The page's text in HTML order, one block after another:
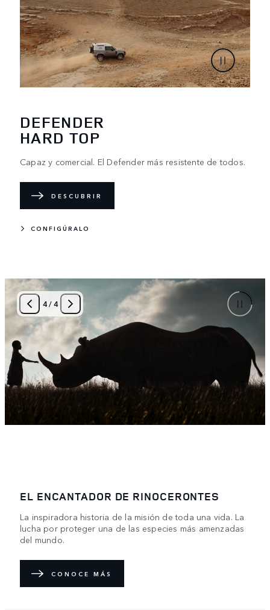
DEFENDER
HARD TOP
Capaz y comercial. El Defender más resistente de todos.
DESCUBRIR
CONFIGÚRALO
EL ENCANTADOR DE RINOCERONTES
La inspiradora historia de la misión de toda una vida. La
lucha por proteger una de las especies más amenzadas
del mundo.
CONOCE MÁS
4/4